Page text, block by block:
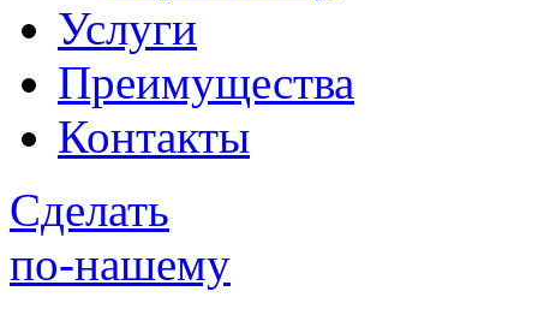
Услуги
Преимущества
Контакты
Сделать
по-нашему